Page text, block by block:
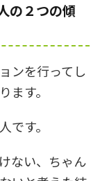
の２つの傾
ンを行ってし
ます。
です。
ない、ちゃん